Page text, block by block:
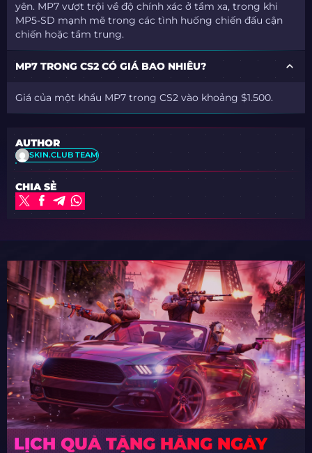
yên. MP7 vượt trội về độ chính xác ở tầm xa, trong khi
MP5-SD mạnh mẽ trong các tình huống chiến đấu cận
chiến hoặc tầm trung.
MP7 TRONG CS2 CÓ GIÁ BAO NHIÊU?
Giá của một khẩu MP7 trong CS2 vào khoảng $1.500.
AUTHOR
SKIN.CLUB TEAM
CHIA SẺ
LỊCH QUÀ TẶNG HẰNG NGÀY